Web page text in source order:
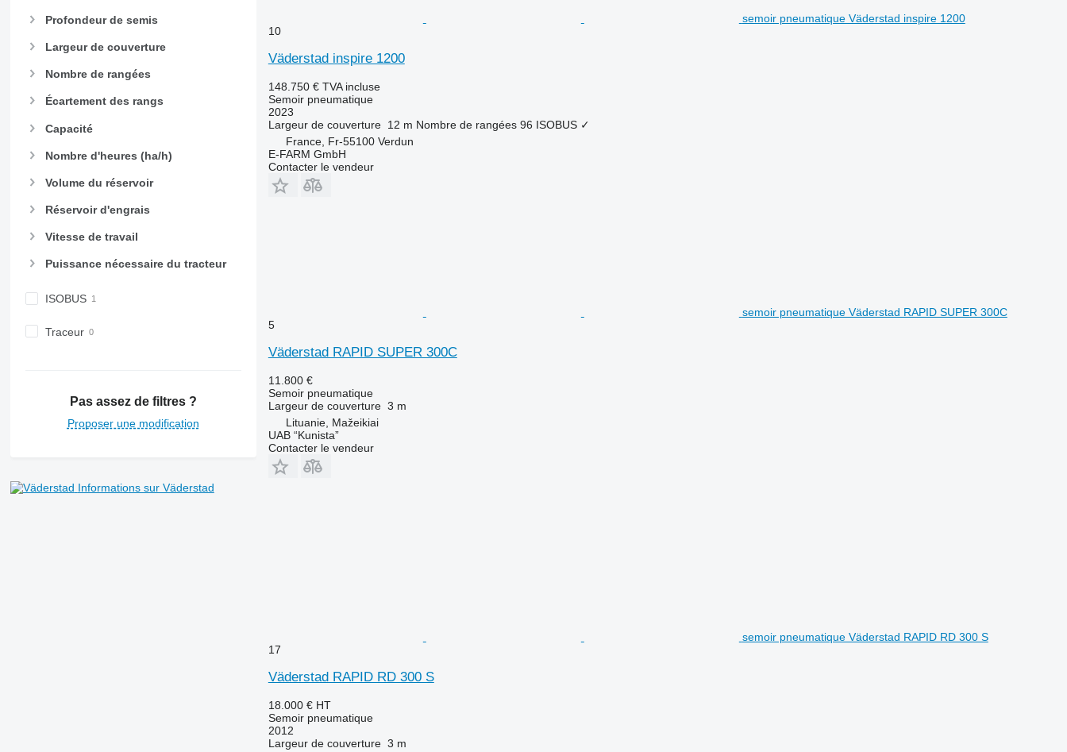
Profondeur de semis
Largeur de couverture
Nombre de rangées
Écartement des rangs
Capacité
Nombre d'heures (ha/h)
Volume du réservoir
Réservoir d'engrais
Vitesse de travail
Puissance nécessaire du tracteur
ISOBUS
Traceur
Pas assez de filtres ?
Proposer une modification
Informations sur Väderstad
semoir pneumatique Väderstad inspire 1200
10
Väderstad inspire 1200
148.750 € TVA incluse
Semoir pneumatique
2023
Largeur de couverture 12 m Nombre de rangées 96 ISOBUS ✓
France, Fr-55100 Verdun
E-FARM GmbH
Contacter le vendeur
semoir pneumatique Väderstad RAPID SUPER 300C
5
Väderstad RAPID SUPER 300C
11.800 €
Semoir pneumatique
Largeur de couverture 3 m
Lituanie, Mažeikiai
UAB “Kunista”
Contacter le vendeur
semoir pneumatique Väderstad RAPID RD 300 S
17
Väderstad RAPID RD 300 S
18.000 € HT
Semoir pneumatique
2012
Largeur de couverture 3 m